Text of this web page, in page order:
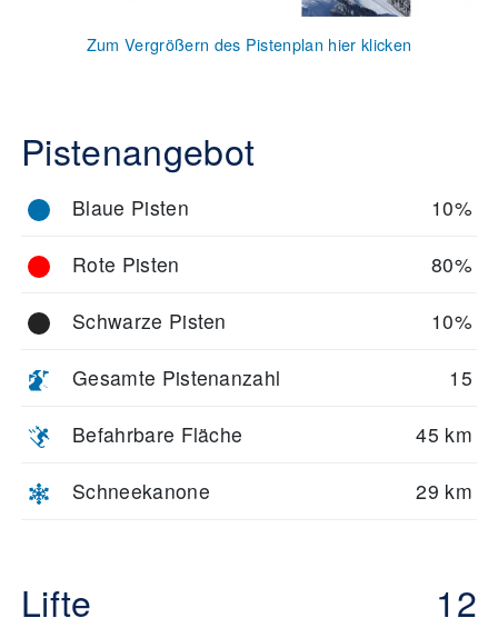
Zum Vergrößern des Pistenplan hier klicken
Pistenangebot
Blaue Pisten 10%
Rote Pisten 80%
Schwarze Pisten 10%
Gesamte Pistenanzahl 15
Befahrbare Fläche 45 km
Schneekanone 29 km
Lifte 12